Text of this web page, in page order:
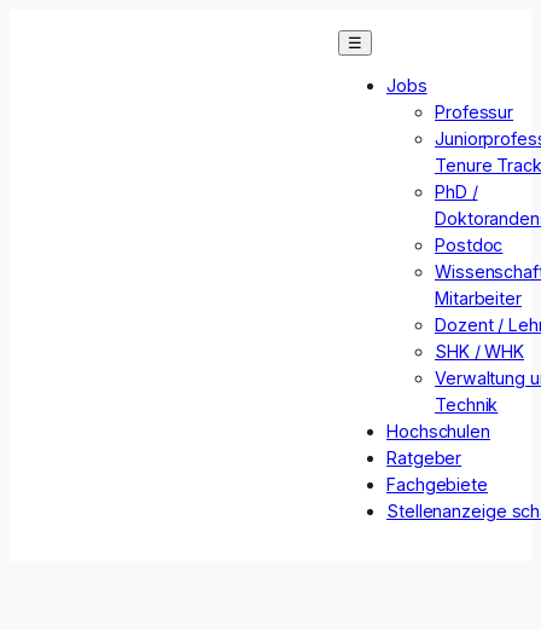
☰
Jobs
Professur
Tenure Track
PhD /
Postdoc
Mitarbeiter
Dozent /
SHK / WHK
Verwaltung
Technik
Hochschulen
Ratgeber
Fachgebiete
Stellenanzeige